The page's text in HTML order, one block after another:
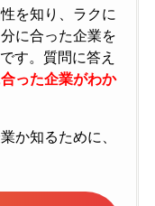
を知り、ラクに
に合った企業を
す。質問に答え
った企業がわか
か知るために、